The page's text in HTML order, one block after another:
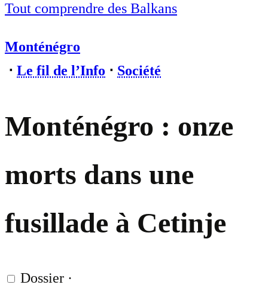
Tout comprendre des Balkans
Monténégro
⋅ Le fil de l’Info ⋅ Société
Monténégro : onze
morts dans une
fusillade à Cetinje
Dossier ·